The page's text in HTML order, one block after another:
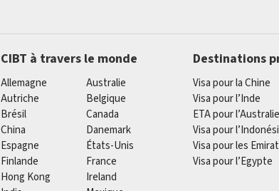
CIBT à travers le monde
Allemagne
Australie
Autriche
Belgique
Brésil
Canada
China
Danemark
Espagne
États-Unis
Finlande
France
Hong Kong
Ireland
Destinations
Visa pour la Chine
Visa pour l’Inde
ETA pour l’Australie
Visa pour
Visa pour les
Visa pour l’Egypte